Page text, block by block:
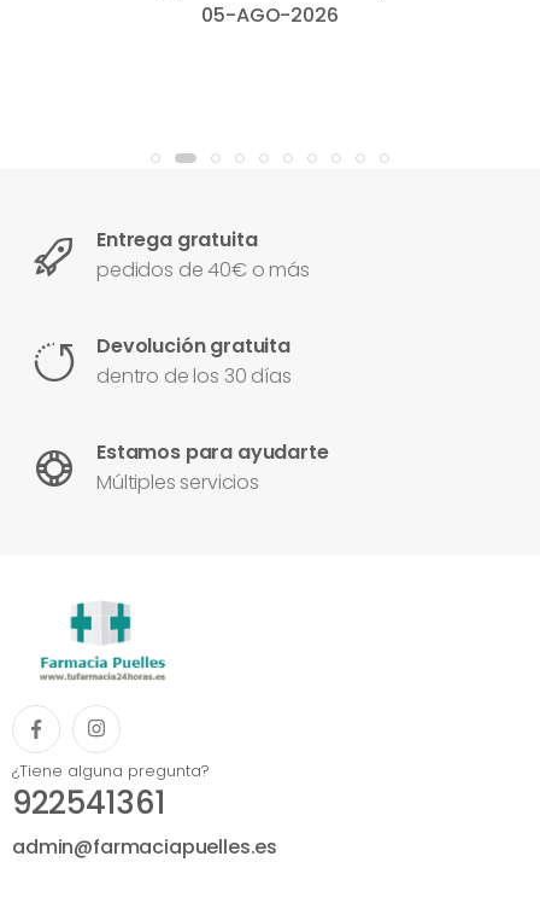
05-AGO-2026
Entrega gratuita
pedidos de 40€ o más
Devolución gratuita
dentro de los 30 días
Estamos para ayudarte
Múltiples servicios
¿Tiene alguna pregunta?
922541361
admin@farmaciapuelles.es